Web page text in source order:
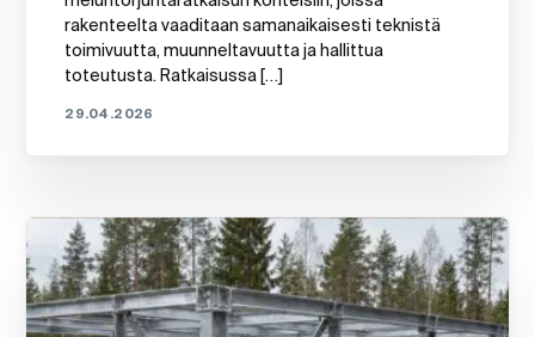
rakenteelta vaaditaan samanaikaisesti teknistä
toimivuutta, muunneltavuutta ja hallittua
toteutusta. Ratkaisussa […]
29.04.2026